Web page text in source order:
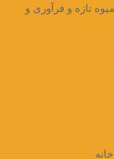
تازه و فرآوری و